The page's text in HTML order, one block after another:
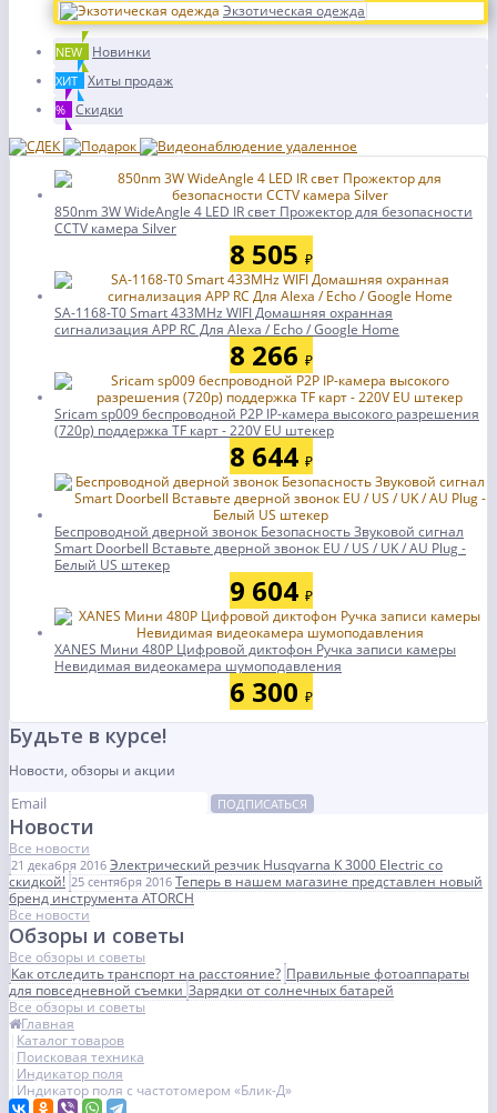
Экзотическая одежда
NEW Новинки
ХИТ Хиты продаж
% Скидки
850nm 3W WideAngle 4 LED IR свет Прожектор для безопасности
CCTV камера Silver
8 505 ₽
SA-1168-T0 Smart 433MHz WIFI Домашняя охранная
сигнализация APP RC Для Alexa / Echo / Google Home
8 266 ₽
Sricam sp009 беспроводной P2P IP-камера высокого разрешения
(720p) поддержка TF карт - 220V EU штекер
8 644 ₽
Беспроводной дверной звонок Безопасность Звуковой сигнал
Smart Doorbell Вставьте дверной звонок EU / US / UK / AU Plug -
Белый US штекер
9 604 ₽
XANES Мини 480P Цифровой диктофон Ручка записи камеры
Невидимая видеокамера шумоподавления
6 300 ₽
Будьте в курсе!
Новости, обзоры и акции
ПОДПИСАТЬСЯ
Новости
Все новости
21 декабря 2016 Электрический резчик Husqvarna K 3000 Electric со
скидкой! 25 сентября 2016 Теперь в нашем магазине представлен новый
бренд инструмента ATORCH
Все новости
Обзоры и советы
Все обзоры и советы
Как отследить транспорт на расстояние? Правильные фотоаппараты
для повседневной съемкиЗарядки от солнечных батарей
Все обзоры и советы
Главная
Каталог товаров
Поисковая техника
Индикатор поля
Индикатор поля с частотомером «Блик-Д»